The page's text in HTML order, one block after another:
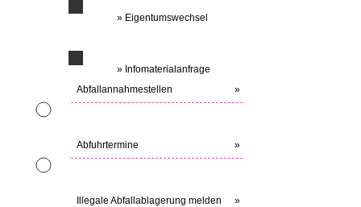
» Eigentumswechsel
» Infomaterialanfrage
Abfallannahmestellen
»
Abfuhrtermine »
Illegale Abfallablagerung melden »